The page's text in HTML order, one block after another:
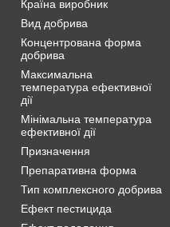
Країна виробник
Вид добрива
Концентрована форма
добрива
Максимальна
температура ефективної
дії
Мінімальна температура
ефективної дії
Призначення
Препаративна форма
Тип комплексного добрива
Ефект пестицида